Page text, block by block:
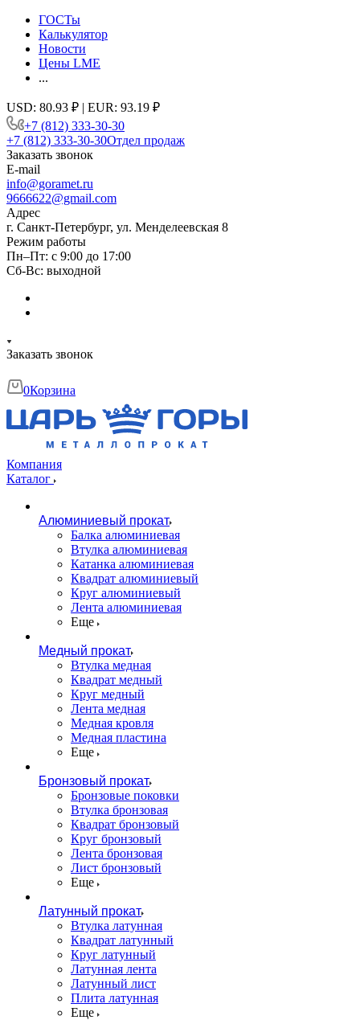
ГОСТы
Калькулятор
Новости
Цены LME
...
USD: 80.93 ₽ | EUR: 93.19 ₽
+7 (812) 333-30-30
+7 (812) 333-30-30Отдел продаж
Заказать звонок
E-mail
info@goramet.ru
9666622@gmail.com
Адрес
г. Санкт-Петербург, ул. Менделеевская 8
Режим работы
Пн–Пт: с 9:00 до 17:00
Сб-Вс: выходной
Заказать звонок
0Корзина
Компания
Каталог
Алюминиевый прокат
Балка алюминиевая
Втулка алюминиевая
Катанка алюминиевая
Квадрат алюминиевый
Круг алюминиевый
Лента алюминиевая
Еще
Медный прокат
Втулка медная
Квадрат медный
Круг медный
Лента медная
Медная кровля
Медная пластина
Еще
Бронзовый прокат
Бронзовые поковки
Втулка бронзовая
Квадрат бронзовый
Круг бронзовый
Лента бронзовая
Лист бронзовый
Еще
Латунный прокат
Втулка латунная
Квадрат латунный
Круг латунный
Латунная лента
Латунный лист
Плита латунная
Еще